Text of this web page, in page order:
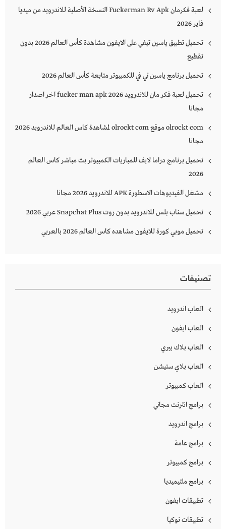
لعبة فكرمان Fuckerman Rv Apk النسخة الأصلية للاندرويد من ميديا
فاير 2026
تحميل تطبيق ياسين تيفي على الايفون مشاهدة كأس العالم 2026 بدون
تقطيع
تحميل برنامج ياسين تي في للكمبيوتر متابعة كأس العالم 2026
تحميل لعبة فكر مان للاندرويد 2026 fucker man apk اخر اصدار
مجانا
olrockt com موقع olrockt com لمشاهدة كاس العالم للاندرويد 2026
مجانا
تحميل برنامج دراما لايف للمباريات الكمبيوتر بث مباشر كاس العالم
2026
مشغل الفيديوهات الاسطورة APK للاندرويد 2026 مجانا
تحميل سناب بلس للاندرويد بدون روت Snapchat Plus‏ عربي 2026
تحميل موبي كورة للايفون مشاهده كاس العالم 2026 بالعربي
تصنيفات
العاب اندرويد
العاب ايفون
العاب بلاك بيري
العاب بلاي ستيشن
العاب كمبيوتر
برامج انترنت مجاني
برامج اندرويد
برامج عامة
برامج كمبيوتر
برامج ملتيميديا
تطبيقات ايفون
تطبيقات نوكيا